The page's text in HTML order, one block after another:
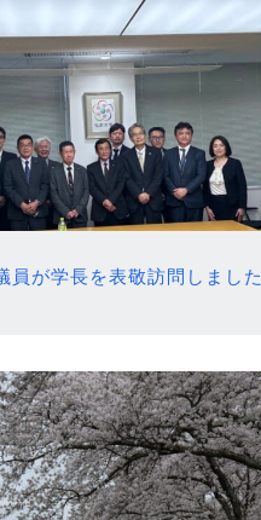
員が学長を表敬訪問しました